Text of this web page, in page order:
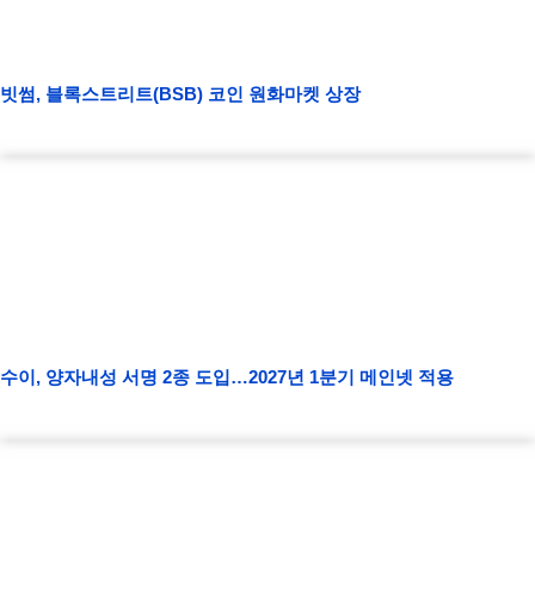
빗썸, 블록스트리트(BSB) 코인 원화마켓 상장
수이, 양자내성 서명 2종 도입…2027년 1분기 메인넷 적용